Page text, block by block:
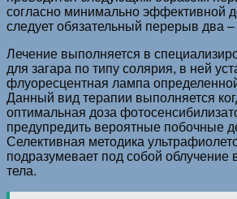
согласно минимально эффективной
следует обязательный перерыв два
Лечение выполняется в
для загара по типу солярия, в ней
флуоресцентная лампа
Данный вид терапии выполняется
оптимальная доза
предупредить вероятные побочные
Селективная методика
подразумевает под собой облучение
тела.